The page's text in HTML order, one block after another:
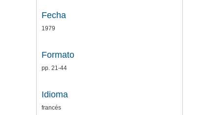
Fecha
1979
Formato
pp. 21-44
Idioma
francés